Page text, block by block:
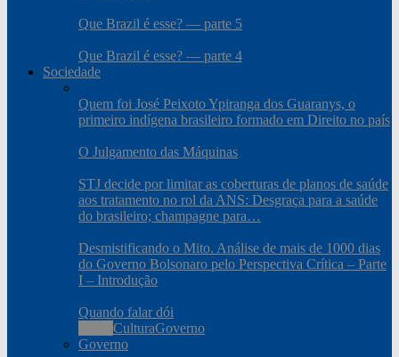
Que Brazil é esse? — parte 5
Que Brazil é esse? — parte 4
Sociedade
Quem foi José Peixoto Ypiranga dos Guaranys, o
primeiro indígena brasileiro formado em Direito no país
O Julgamento das Máquinas
STJ decide por limitar as coberturas de planos de saúde
aos tratamento no rol da ANS: Desgraça para a saúde
do brasileiro; champagne para…
Desmistificando o Mito. Análise de mais de 1000 dias
do Governo Bolsonaro pelo Perspectiva Crítica – Parte
I – Introdução
Quando falar dói
CulturaGoverno
Governo